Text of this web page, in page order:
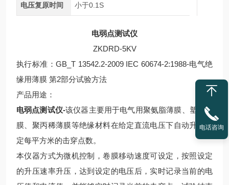
电压复原时间 小于0.1S
电弱点测试仪
ZKDRD-5KV
执行标准：GB_T 13542.2-2009 IEC 60674-2:1988-电气绝
缘用薄膜 第2部分试验方法
产品用途：
电弱点测试仪-该仪器主要用于电气用聚氨脂薄膜、塑料薄
膜、聚丙稀薄膜等绝缘材料在给定直流电压下自动升压测
定每平方米的击穿点数。
本仪器方式为微机控制，卷膜移动速度可设定，按照设定
的升压速率升压，达到设定的电压后，实时记录当前的电
电话咨询